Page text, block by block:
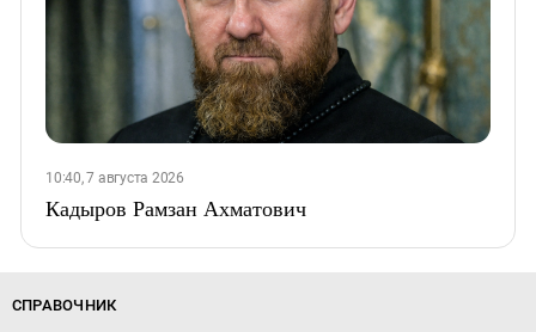
10:40, 7 августа 2026
Кадыров Рамзан Ахматович
СПРАВОЧНИК